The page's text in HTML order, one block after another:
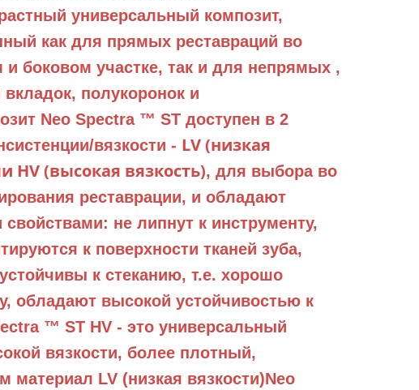
универсальный композит,
как для прямых реставраций во
боковом участке, так и для непрямых ,
вкладок, полукоронок и
Neo Spectra ™ ST доступен в 2
вязкости - LV (низкая
HV (высокая вязкость), для выбора во
реставрации, и обладают
не липнут к инструменту,
к поверхности тканей зуба,
к стеканию, т.е. хорошо
обладают высокой устойчивостью к
™ ST HV - это универсальный
вязкости, более плотный,
материал LV (низкая вязкости)Neo